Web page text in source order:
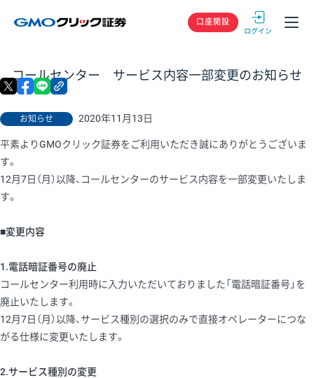
GMOクリック
口座開設
コールセンター サービス内容一部変更のお知らせ
お知らせ 2020年11月13日
X facebook
平素よりGMOクリック証券をご利用いただき誠にありがとうございま
す。
12月7日（月）以降、コールセンターのサービス内容を一部変更いたしま
す。
■変更内容
1.電話暗証番号の廃止
コールセンター利用時に入力いただいておりました「電話暗証番号」を
廃止いたします。
12月7日（月）以降、サービス種別の選択のみで直接オペレーターにつな
がる仕様に変更いたします。
2.サービス種別の変更